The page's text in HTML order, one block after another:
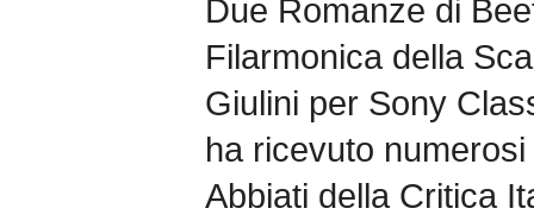
Due Romanze di
Filarmonica della
Giulini per Sony
ha ricevuto
Abbiati della Critica